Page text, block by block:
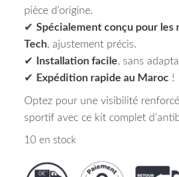
pièce d’origine.
✔ Spécialement conçu pour les
Tech, ajustement précis.
✔
Installation facile, sans
✔
Expédition rapide au Maroc !
Optez pour une visibilité
sportif avec ce kit complet
10 en stock